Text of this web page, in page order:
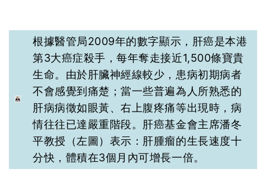
根據醫管局2009年的數字顯示，肝癌是本港
第3大癌症殺手，每年奪走接近1,500條寶貴
生命。由於肝臟神經線較少，患病初期病者
不會感覺到痛楚；當一些普遍為人所熟悉的
肝病病徵如眼黃、右上腹疼痛等出現時，病
情往往已達嚴重階段。肝癌基金會主席潘冬
平教授（左圖）表示：肝腫瘤的生長速度十
分快，體積在3個月內可增長一倍。